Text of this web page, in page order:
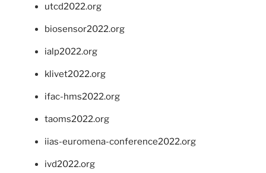
utcd2022.org
biosensor2022.org
ialp2022.org
klivet2022.org
ifac-hms2022.org
taoms2022.org
iias-euromena-conference2022.org
ivd2022.org